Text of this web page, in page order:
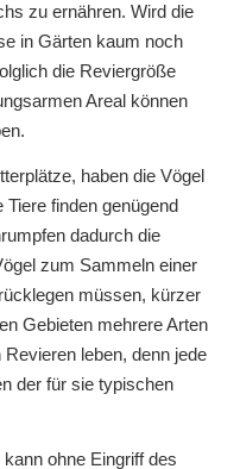
zu ernähren. Wird die
in Gärten kaum noch
die Reviergröße
Areal können
haben die Vögel
finden genügend
dadurch die
zum Sammeln einer
müssen, kürzer
Gebieten mehrere Arten
leben, denn jede
der für sie typischen
ohne Eingriff des